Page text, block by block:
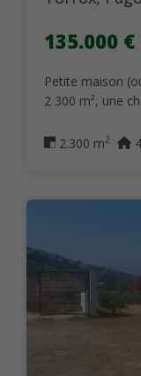
135.000 €
Petite maison
2 300 m², une
2.300 m2